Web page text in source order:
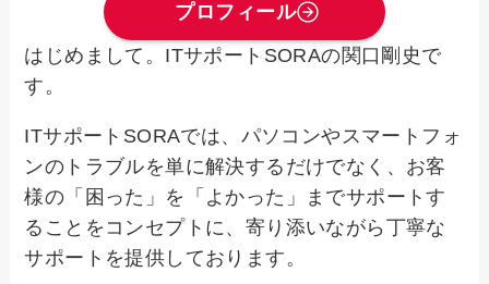
プロフィール
はじめまして。ITサポートSORAの関口剛史で
す。
ITサポートSORAでは、パソコンやスマートフォ
ンのトラブルを単に解決するだけでなく、お客
様の「困った」を「よかった」までサポートす
ることをコンセプトに、寄り添いながら丁寧な
サポートを提供しております。